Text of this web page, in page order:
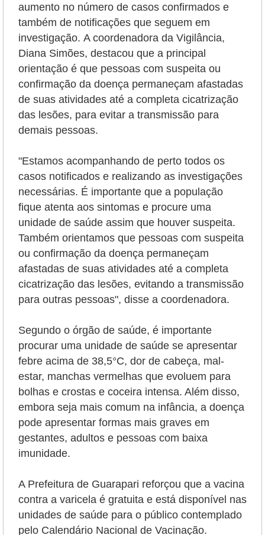
aumento no número de casos confirmados e
também de notificações que seguem em
investigação. A coordenadora da Vigilância,
Diana Simões, destacou que a principal
orientação é que pessoas com suspeita ou
confirmação da doença permaneçam afastadas
de suas atividades até a completa cicatrização
das lesões, para evitar a transmissão para
demais pessoas.
"Estamos acompanhando de perto todos os
casos notificados e realizando as investigações
necessárias. É importante que a população
fique atenta aos sintomas e procure uma
unidade de saúde assim que houver suspeita.
Também orientamos que pessoas com suspeita
ou confirmação da doença permaneçam
afastadas de suas atividades até a completa
cicatrização das lesões, evitando a transmissão
para outras pessoas", disse a coordenadora.
Segundo o órgão de saúde, é importante
procurar uma unidade de saúde se apresentar
febre acima de 38,5°C, dor de cabeça, mal-
estar, manchas vermelhas que evoluem para
bolhas e crostas e coceira intensa. Além disso,
embora seja mais comum na infância, a doença
pode apresentar formas mais graves em
gestantes, adultos e pessoas com baixa
imunidade.
A Prefeitura de Guarapari reforçou que a vacina
contra a varicela é gratuita e está disponível nas
unidades de saúde para o público contemplado
pelo Calendário Nacional de Vacinação.